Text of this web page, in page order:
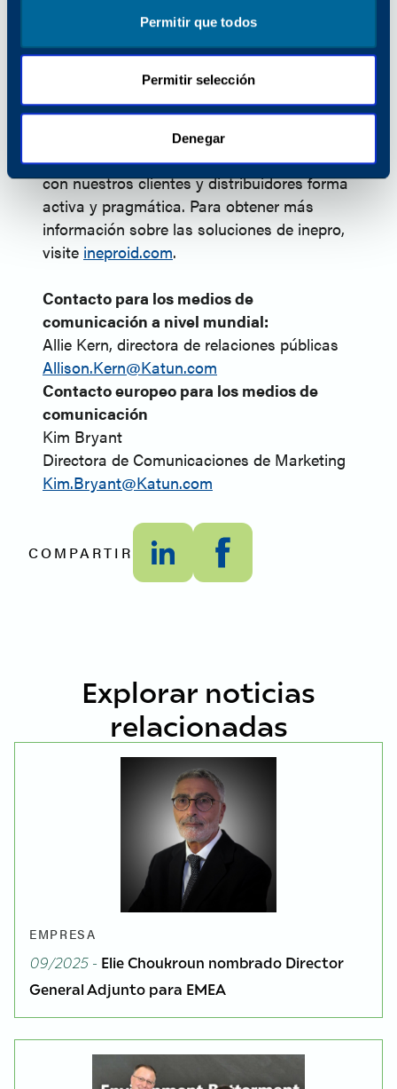
Permitir que todos
Permitir selección
Denegar
El punto fuerte de inepro reside en ofrecer
soluciones y servicios seguros, fiables y
rápida y fluida tanto en entornos nuevos
como en los ya existentes. Con un fuerte
enfoque en la seguridad, la personalización
y la calidad, colaboramos estrechamente
con nuestros clientes y distribuidores forma
activa y pragmática. Para obtener más
información sobre las soluciones de inepro,
visite ineproid.com.
Contacto para los medios de
comunicación a nivel mundial:
Allie Kern, directora de relaciones públicas
Allison.Kern@Katun.com
Contacto europeo para los medios de
comunicación
Kim Bryant
Directora de Comunicaciones de Marketing
Kim.Bryant@Katun.com
COMPARTIR
Explorar noticias
relacionadas
EMPRESA
09/2025 - Elie Choukroun nombrado Director
General Adjunto para EMEA